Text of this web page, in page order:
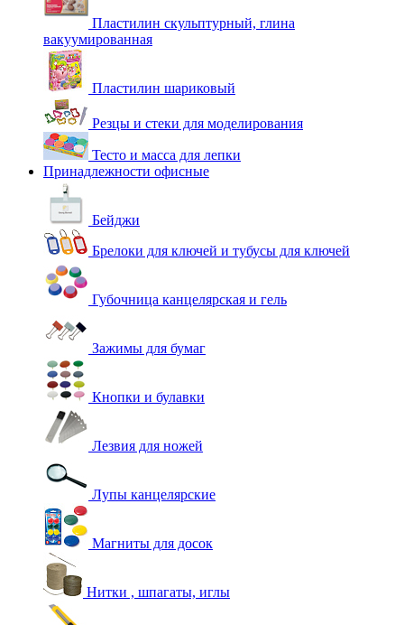
Пластилин скульптурный, глина
вакуумированная
Пластилин шариковый
Резцы и стеки для моделирования
Тесто и масса для лепки
Принадлежности офисные
Бейджи
Брелоки для ключей и тубусы для ключей
Губочница канцелярская и гель
Зажимы для бумаг
Кнопки и булавки
Лезвия для ножей
Лупы канцелярские
Магниты для досок
Нитки , шпагаты, иглы